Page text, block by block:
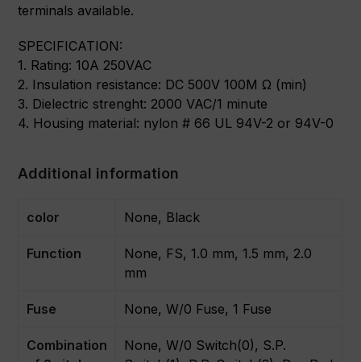
terminals available.
SPECIFICATION:
1. Rating: 10A 250VAC
2. Insulation resistance: DC 500V 100M Ω (min)
3. Dielectric strenght: 2000 VAC/1 minute
4. Housing material: nylon # 66 UL 94V-2 or 94V-0
Additional information
color None, Black
Function
None, FS, 1.0 mm, 1.5 mm, 2.0
mm
Fuse None, W/0 Fuse, 1 Fuse
Combination
None, W/0 Switch(0), S.P.